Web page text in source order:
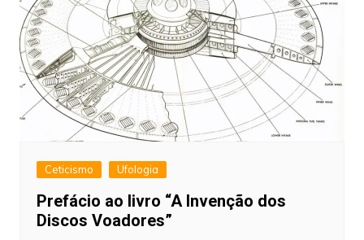
Ceticismo Ufologia
Prefácio ao livro “A Invenção dos
Discos Voadores”